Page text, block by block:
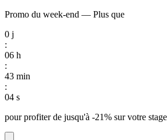
Promo du week-end — Plus que
0 j
:
06 h
:
43 min
:
04 s
pour profiter de jusqu'à -21% sur votre stage